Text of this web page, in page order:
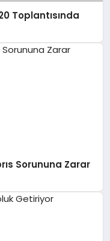
Toplantısında
Sorununa Zarar